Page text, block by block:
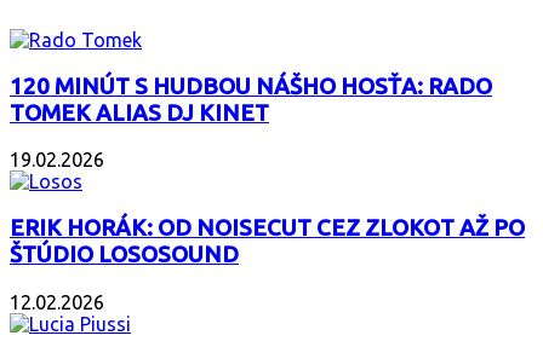
120 MINÚT S HUDBOU NÁŠHO HOSŤA: RADO
TOMEK ALIAS DJ KINET
19.02.2026
ERIK HORÁK: OD NOISECUT CEZ ZLOKOT AŽ PO
ŠTÚDIO LOSOSOUND
12.02.2026